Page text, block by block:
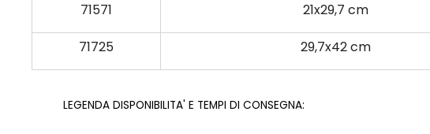
71571
21x29,7 cm
71725 29,7x42 cm
LEGENDA DISPONIBILITA' E TEMPI DI CONSEGNA: